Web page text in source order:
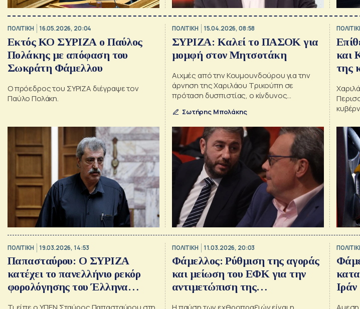
ΠΟΛΙΤΙΚΗ 16.05.2026, 20:04
Εκτός ΚΟ ΣΥΡΙΖΑ ο Παύλος
Πολάκης με απόφαση του
Σωκράτη Φάμελλου
Ο πρόεδρος του ΣΥΡΙΖΑ διέγραψε τον
Παύλο Πολάκη.
ΠΟΛΙΤΙΚΗ 15.04.2026, 08:58
ΣΥΡΙΖΑ: Καλεί το ΠΑΣΟΚ για
μομφή στον Μητσοτάκη
Αιχμές από την Κουμουνδούρου για την
άρνηση της Χαριλάου Τρικούπη σε
πρόταση δυσπιστίας, ο κίνδυνος
πλειοψηφίας.
Σωτήρης Μπολάκης
και
της
ΠΟΛΙΤΙΚΗ 19.03.2026, 14:53
Παπασταύρου: Ο ΣΥΡΙΖΑ
κατέχει το πανελλήνιο ρεκόρ
φορολόγησης του Έλληνα
ΠΟΛΙΤΙΚΗ 11.03.2026, 20:03
Φάμελλος: Ρύθμιση της αγοράς
και μείωση του ΕΦΚ για την
αντιμετώπιση της
Ιράν